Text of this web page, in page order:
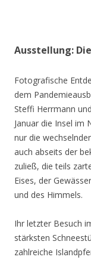
Ausstellung:
Fotografische
dem
Steffi Herrmann
Januar die Insel im
nur die
auch abseits der
zuließ, die teils
Eises, der
und des Himmels.
Ihr letzter Besuch
stärksten
zahlreiche